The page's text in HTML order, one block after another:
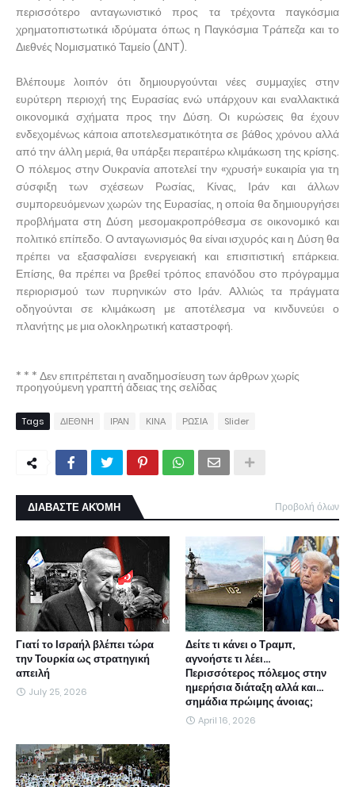
περισσότερο ανταγωνιστικό προς τα τρέχοντα παγκόσμια
χρηματοπιστωτικά ιδρύματα όπως η Παγκόσμια Τράπεζα και το
Διεθνές Νομισματικό Ταμείο (ΔΝΤ).
Βλέπουμε λοιπόν ότι δημιουργούνται νέες συμμαχίες στην
ευρύτερη περιοχή της Ευρασίας ενώ υπάρχουν και εναλλακτικά
οικονομικά σχήματα προς την Δύση. Οι κυρώσεις θα έχουν
ενδεχομένως κάποια αποτελεσματικότητα σε βάθος χρόνου αλλά
από την άλλη μεριά, θα υπάρξει περαιτέρω κλιμάκωση της κρίσης.
Ο πόλεμος στην Ουκρανία αποτελεί την «χρυσή» ευκαιρία για τη
σύσφιξη των σχέσεων Ρωσίας, Κίνας, Ιράν και άλλων
συμπορευόμενων χωρών της Ευρασίας, η οποία θα δημιουργήσει
προβλήματα στη Δύση μεσομακροπρόθεσμα σε οικονομικό και
πολιτικό επίπεδο. Ο ανταγωνισμός θα είναι ισχυρός και η Δύση θα
πρέπει να εξασφαλίσει ενεργειακή και επισιτιστική επάρκεια.
Επίσης, θα πρέπει να βρεθεί τρόπος επανόδου στο πρόγραμμα
περιορισμού των πυρηνικών στο Ιράν. Αλλιώς τα πράγματα
οδηγούνται σε κλιμάκωση με αποτέλεσμα να κινδυνεύει ο
πλανήτης με μια ολοκληρωτική καταστροφή.
* * * Δεν επιτρέπεται η αναδημοσίευση των άρθρων χωρίς
προηγούμενη γραπτή άδειας της σελίδας
Tags ΔΙΕΘΝΗ ΙΡΑΝ ΚΙΝΑ ΡΩΣΙΑ Slider
ΔΙΑΒΑΣΤΕ ΑΚΌΜΗ Προβολή όλων
Γιατί το Ισραήλ βλέπει τώρα
την Τουρκία ως στρατηγική
απειλή
July 25, 2026
Δείτε τι κάνει ο Τραμπ,
αγνοήστε τι λέει...
Περισσότερος πόλεμος στην
ημερήσια διάταξη αλλά και...
σημάδια πρώιμης άνοιας;
April 16, 2026